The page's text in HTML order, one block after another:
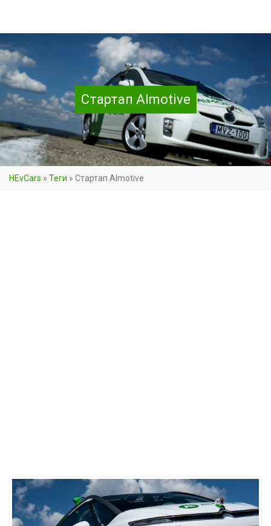
Стартап AImotive
HEvCars » Теги » Стартап AImotive